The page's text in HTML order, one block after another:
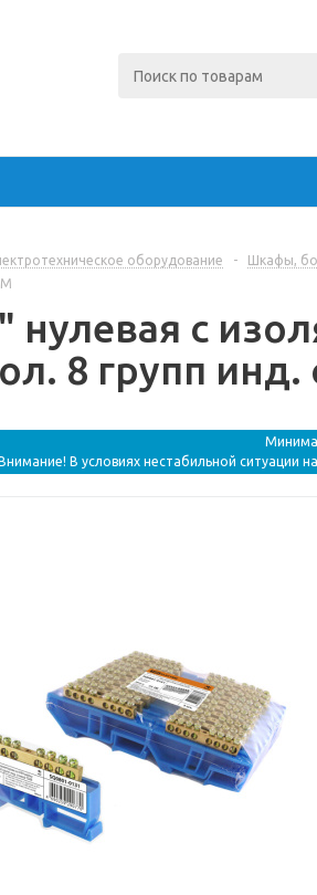
оборудование - Шкафы,
с
8 групп инд.
В условиях нестабильной ситуации